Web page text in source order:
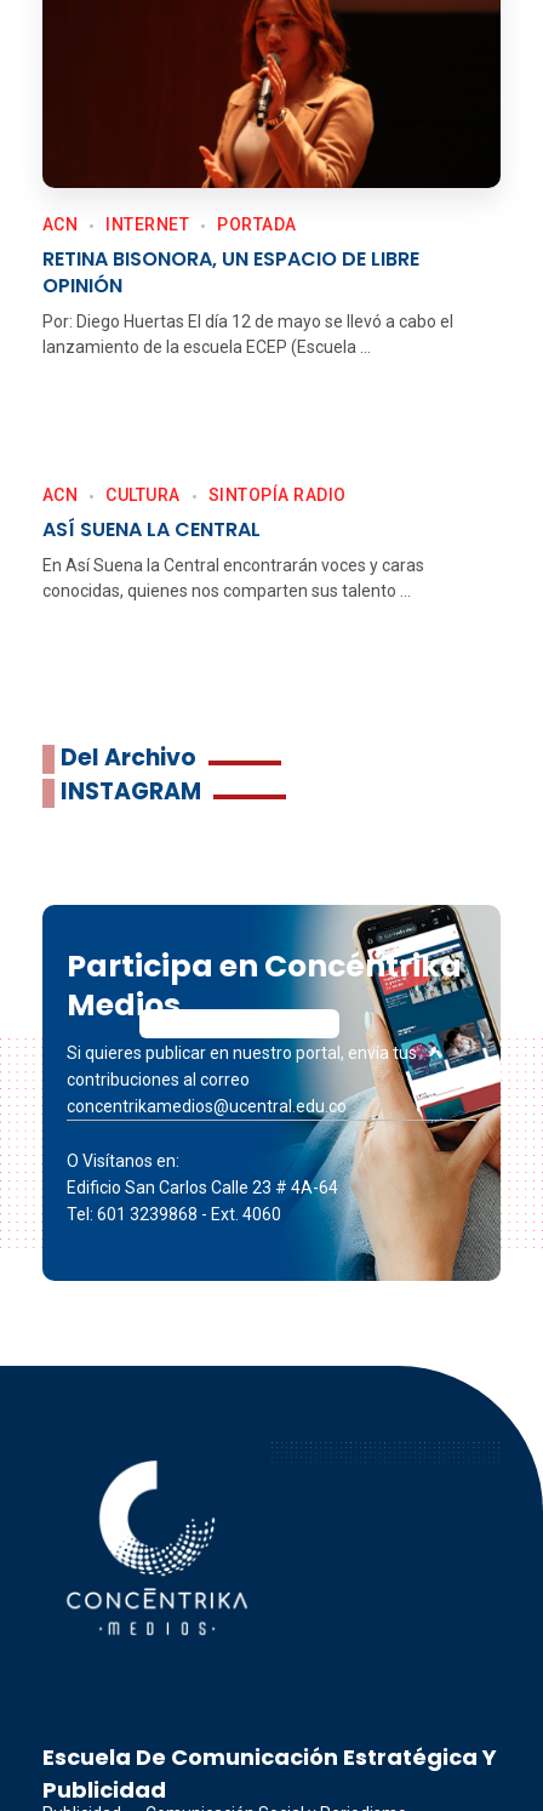
RETINA BISONORA, UN ESPACIO DE LIBRE
OPINIÓN
ACN INTERNET PORTADA
Por: Diego Huertas El día 12 de mayo se llevó a cabo el
lanzamiento de la escuela ECEP (Escuela ...
ASÍ SUENA LA CENTRAL
ACN CULTURA SINTOPÍA RADIO
En Así Suena la Central encontrarán voces y caras
conocidas, quienes nos comparten sus talento ...
Del Archivo
INSTAGRAM
Participa en Concéntrika
Medios
Si quieres publicar en nuestro portal, envía tus
contribuciones al correo
concentrikamedios@ucentral.edu.co
O Visítanos en:
Edificio San Carlos Calle 23 # 4A-64
Tel: 601 3239868 - Ext. 4060
Escuela De Comunicación Estratégica Y
Publicidad